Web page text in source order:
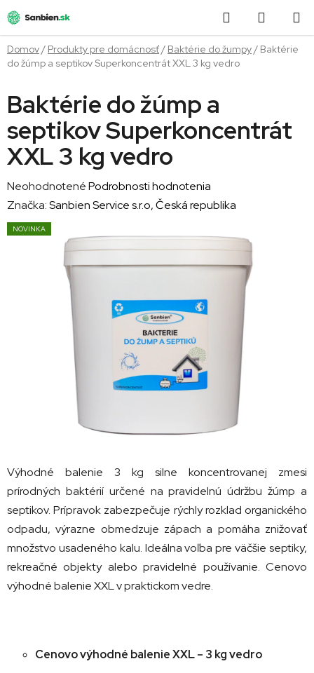
na
obsah
Hľadať
KOŠÍK
Domov/ Produkty pre domácnosť/ Baktérie do žumpy/ Baktérie
do žúmp a septikov Superkoncentrát XXL 3 kg vedro
Výhodné balenie 3 kg silne koncentrovanej zmesi
prírodných baktérií určené na pravidelnú údržbu žúmp a
septikov. Prípravok zabezpečuje rýchly rozklad organického
odpadu, výrazne obmedzuje zápach a pomáha znižovať
množstvo usadeného kalu. Ideálna voľba pre väčšie septiky,
rekreačné objekty alebo pravidelné používanie. Cenovo
výhodné balenie XXL v praktickom vedre.
Cenovo výhodné balenie XXL – 3 kg vedro
Baktérie do žúmp a
septikov Superkoncentrát
XXL 3 kg vedro
Priemerné
hodnotenie
produktu
NeohodnotenéPodrobnosti hodnotenia
Značka:Sanbien Service s.r.o, Česká republika
NOVINKA